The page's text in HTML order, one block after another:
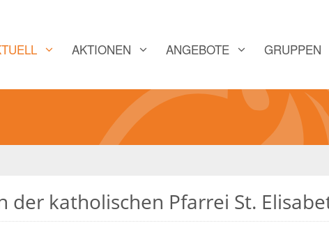
AKTIONEN ANGEBOTE GRUPPEN
der katholischen Pfarrei St.